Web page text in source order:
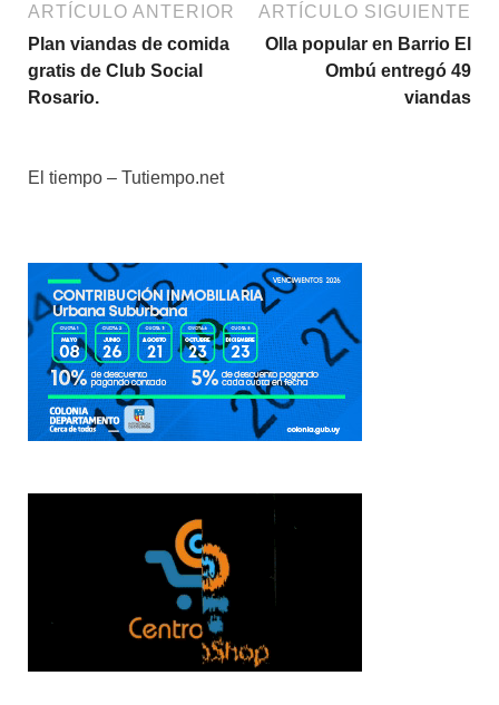
ARTÍCULO ANTERIOR
Plan viandas de comida
gratis de Club Social
Rosario.
ARTÍCULO SIGUIENTE
Olla popular en Barrio El
Ombú entregó 49
viandas
El tiempo – Tutiempo.net